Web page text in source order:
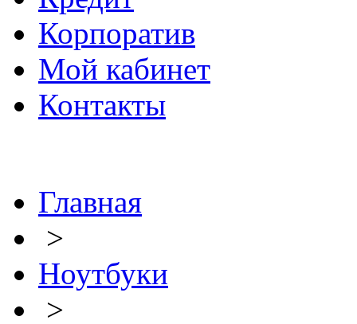
Корпоратив
Мой кабинет
Контакты
Главная
>
Ноутбуки
>